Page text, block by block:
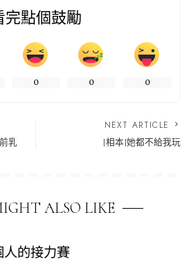
完點個鼓勵
0 0 0
乳
NEXT ARTICLE
[相本]她都不給我玩
ALSO LIKE
人的接力賽